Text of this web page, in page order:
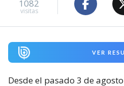
1082
visitas
VER
Desde el pasado 3 de agosto